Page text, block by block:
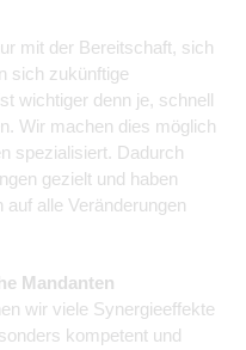
mit der Bereitschaft, sich
sich zukünftige
wichtiger denn je, schnell
Wir machen dies möglich
spezialisiert. Dadurch
gezielt und haben
alle Veränderungen
Mandanten
wir viele Synergieeffekte
kompe­tent und